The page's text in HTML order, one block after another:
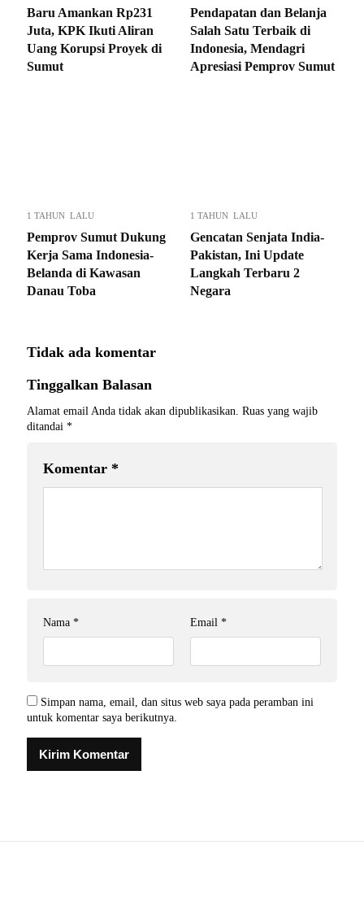
Baru Amankan Rp231
Juta, KPK Ikuti Aliran
Uang Korupsi Proyek di
Sumut
Pendapatan dan Belanja
Salah Satu Terbaik di
Indonesia, Mendagri
Apresiasi Pemprov Sumut
1 TAHUN LALU
Pemprov Sumut Dukung
Kerja Sama Indonesia-
Belanda di Kawasan
Danau Toba
1 TAHUN LALU
Gencatan Senjata India-
Pakistan, Ini Update
Langkah Terbaru 2
Negara
Tidak ada komentar
Tinggalkan Balasan
Alamat email Anda tidak akan dipublikasikan. Ruas yang wajib
ditandai *
Komentar *
Nama * Email *
Simpan nama, email, dan situs web saya pada peramban ini
untuk komentar saya berikutnya.